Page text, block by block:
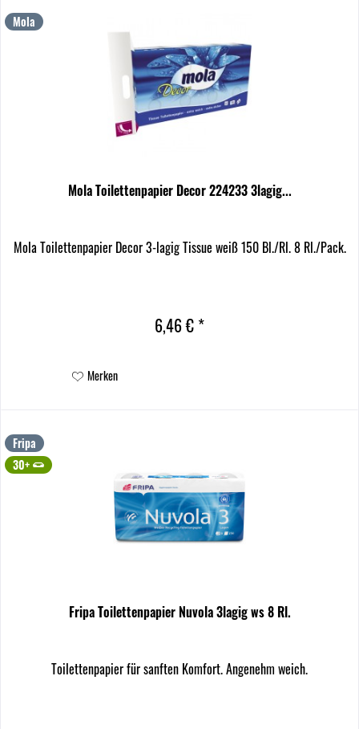
Mola
Mola Toilettenpapier Decor 224233 3lagig...
Mola Toilettenpapier Decor 3-lagig Tissue weiß 150 Bl./Rl. 8 Rl./Pack.
6,46 € *
Merken
Fripa
30+
Fripa Toilettenpapier Nuvola 3lagig ws 8 Rl.
Toilettenpapier für sanften Komfort. Angenehm weich.